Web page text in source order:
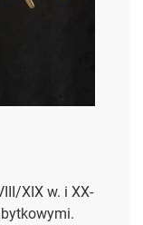
XIX w. i XX-